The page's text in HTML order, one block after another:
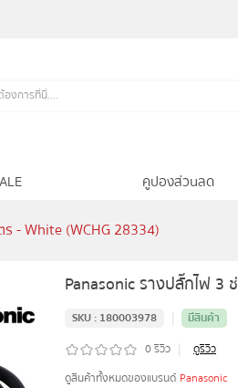
คูปองส่วนลด
- White (WCHG 28334)
Panasonic รางปลั๊กไฟ 3
SKU : 180003978 |
มีสินค้า
0 รีวิว |
ดูรีวิว
ดูสินค้าทั้งหมดของแบรนด์ Panasonic